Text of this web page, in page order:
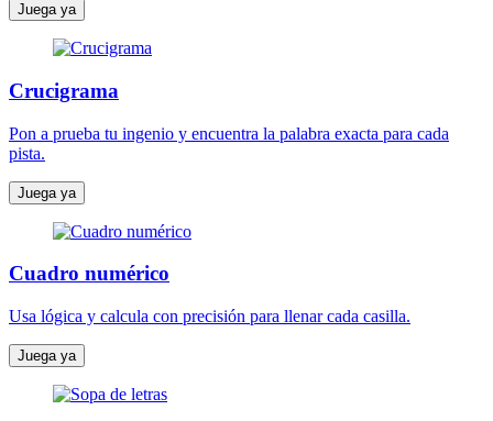
Juega ya
Crucigrama
Pon a prueba tu ingenio y encuentra la palabra exacta para cada
pista.
Juega ya
Cuadro numérico
Usa lógica y calcula con precisión para llenar cada casilla.
Juega ya